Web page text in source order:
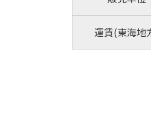
運賃(東海地